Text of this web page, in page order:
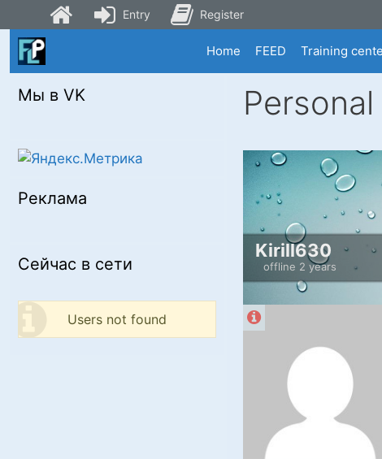
Skip
Home FEED Training
Kirill630
offline 2 years
Мы в VK
Реклама
Сейчас в сети
Users not found
Entry Register